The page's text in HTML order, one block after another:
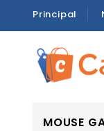
Principal
MOUSE